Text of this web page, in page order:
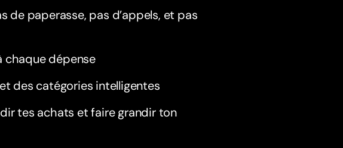
de paperasse, pas d’appels, et pas
chaque dépense
des catégories intelligentes
tes achats et faire grandir ton